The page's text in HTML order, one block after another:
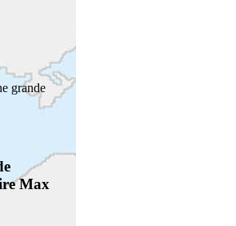
grande
Max